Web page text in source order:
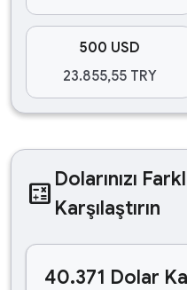
500 USD
23.855,55 TRY
calculate Dolarınızı
Karşılaştırın
40.371 Dolar